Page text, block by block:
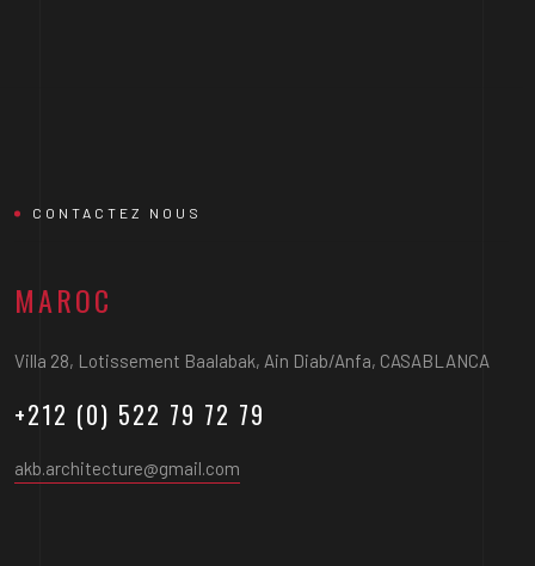
CONTACTEZ NOUS
MAROC
Villa 28, Lotissement Baalabak, Ain Diab/Anfa, CASABLANCA
+212 (0) 522 79 72 79
akb.architecture@gmail.com